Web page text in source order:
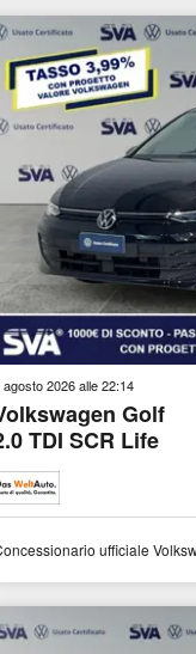
agosto 2026 alle 22:14
Golf
TDI SCR Life
ufficiale